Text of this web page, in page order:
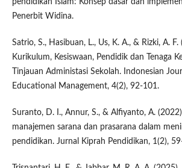
pendidikan Islam: Konsep dasar dan
Penerbit Widina.
Satrio, S., Hasibuan, L., Us, K. A., & Rizki, A.
Kurikulum, Kesiswaan, Pendidik dan Tenaga
Tinjauan Administasi Sekolah. Indonesian
Educational Management, 4(2), 92-101.
Suranto, D. I., Annur, S., & Alfiyanto, A.
manajemen sarana dan prasarana dalam
pendidikan. Jurnal Kiprah Pendidikan, 1(2),